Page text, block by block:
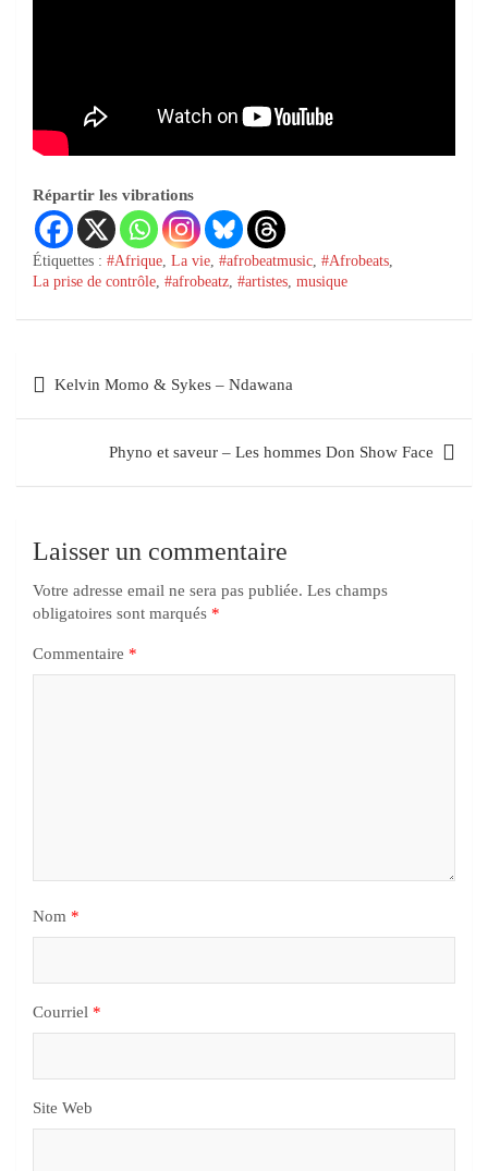
Répartir les vibrations
Étiquettes : #Afrique, La vie, #afrobeatmusic, #Afrobeats,
La prise de contrôle, #afrobeatz, #artistes, musique
Kelvin Momo & Sykes – Ndawana
Phyno et saveur – Les hommes Don Show Face
Laisser un commentaire
Votre adresse email ne sera pas publiée. Les champs
obligatoires sont marqués *
Commentaire *
Nom *
Courriel *
Site Web